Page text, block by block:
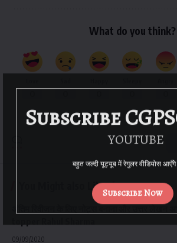
What do you think?
You Might also Like
09/09/2020
Subscribe
YOUTUBE
Subscribe Now
बहुत जल्दी यूट्यूब में रेगुलर वीडियोस आएँगे